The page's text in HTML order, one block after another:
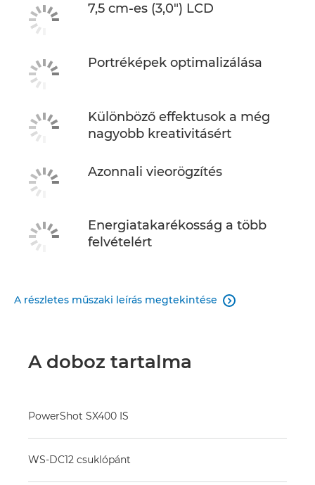
7,5 cm-es (3,0") LCD
Portréképek optimalizálása
Különböző effektusok a még
nagyobb kreativitásért
Azonnali vieorögzítés
Energiatakarékosság a több
felvételért
A részletes műszaki leírás megtekintése 
A doboz tartalma
PowerShot SX400 IS
WS-DC12 csuklópánt